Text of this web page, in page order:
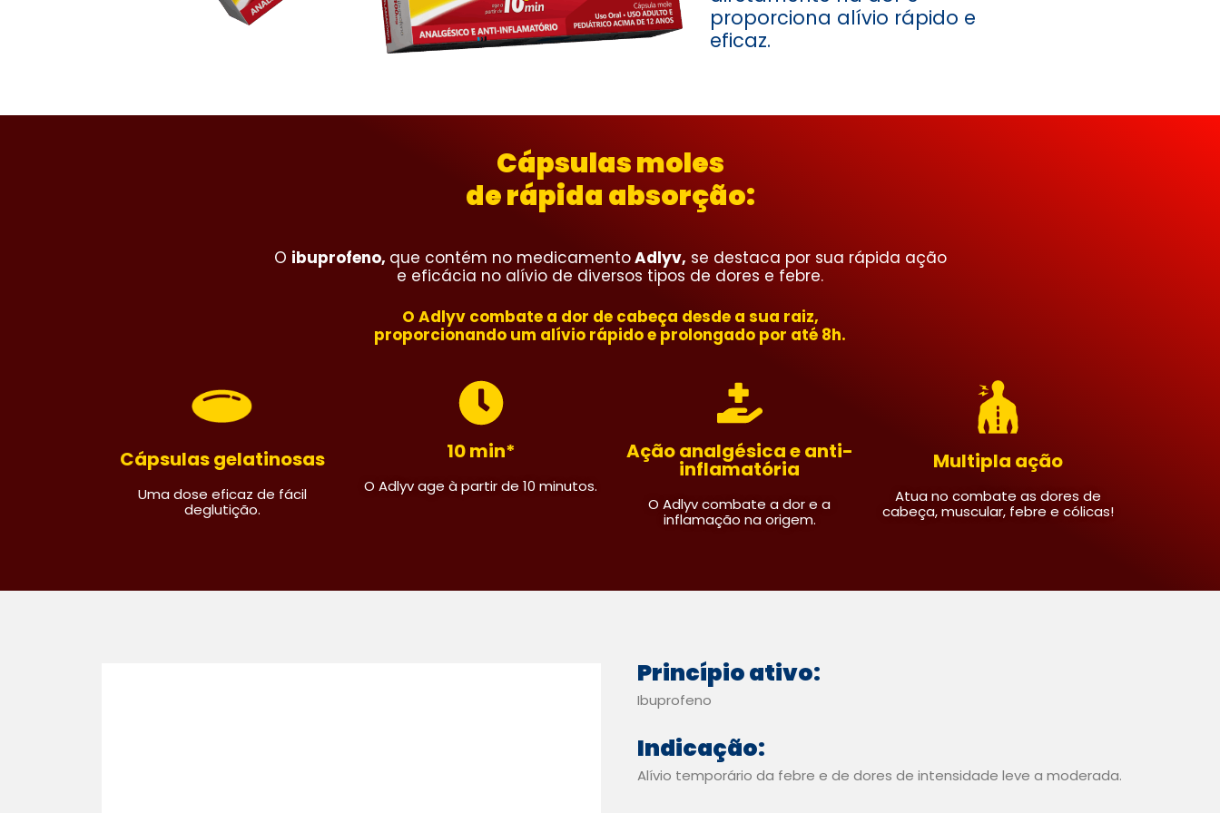
proporciona alívio rápido e
eficaz.
Cápsulas moles
de rápida absorção:
O ibuprofeno, que contém no medicamentoAdlyv, se destaca por sua rápida ação
e eficácia no alívio de diversos tipos de dores e febre.
O Adlyv combate a dor de cabeça desde a sua raiz,
proporcionando um alívio rápido e prolongado por até 8h.
Cápsulas gelatinosas
Uma dose eficaz de fácil
deglutição.
10 min*
O Adlyv age à partir de 10 minutos.
Ação analgésica e anti-
inflamatória
O Adlyv combate a dor e a
inflamação na origem.
Multipla ação
Atua no combate as dores de
cabeça, muscular, febre e cólicas!
Princípio ativo:
Ibuprofeno
Indicação:
Alívio temporário da febre e de dores de intensidade leve a moderada.